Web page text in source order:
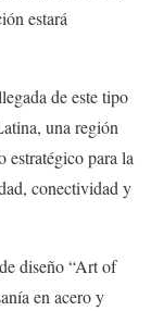
estará
de este tipo
una región
estratégico para la
conectividad y
diseño “Art of
en acero y